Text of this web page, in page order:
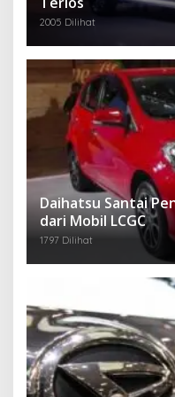
2005 Dilihat
Daihatsu Santai
dari Mobil LCGC
1797 Dilihat